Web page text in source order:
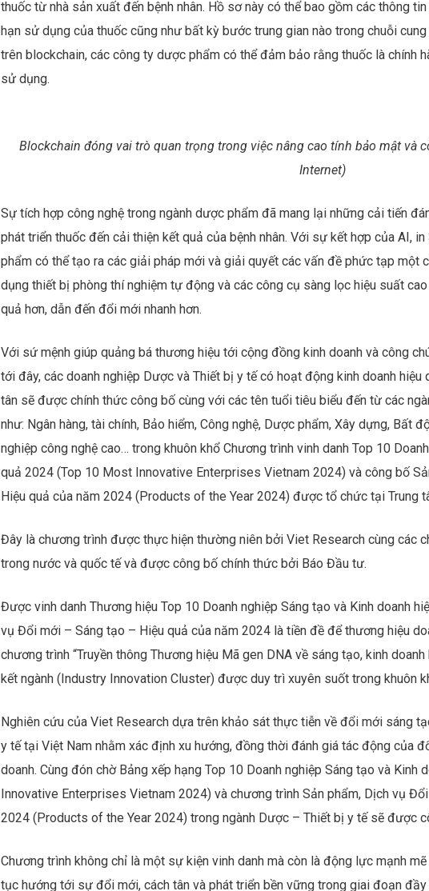
Viên thuốc chống động kinh Spritam được sản xuất bằng công nghệ in 3D
và có khả năng chống giả mạo. Lợi ích quan trọng nhất của blockchain trong
chuỗi cung ứng trong bối cảnh thuốc giả là mối lo ngại lớn về sức khỏe cộng
Theo Tổ chức Y tế Thế giới, khoảng 10% dược phẩm bán trên toàn thế giới là
số quốc gia. Công nghệ chuỗi khối giải quyết vấn đề này bằng cách tạo ra
thuốc từ nhà sản xuất đến bệnh nhân. Hồ sơ này có thể bao gồm các thông tin
hạn sử dụng của thuốc cũng như bất kỳ bước trung gian nào trong chuỗi cung
trên blockchain, các công ty dược phẩm có thể đảm bảo rằng thuốc là chính
Internet)
Sự tích hợp công nghệ trong ngành dược phẩm đã mang lại những cải tiến
phát triển thuốc đến cải thiện kết quả của bệnh nhân. Với sự kết hợp của AI,
phẩm có thể tạo ra các giải pháp mới và giải quyết các vấn đề phức tạp một
quả hơn, dẫn đến đổi mới nhanh hơn.